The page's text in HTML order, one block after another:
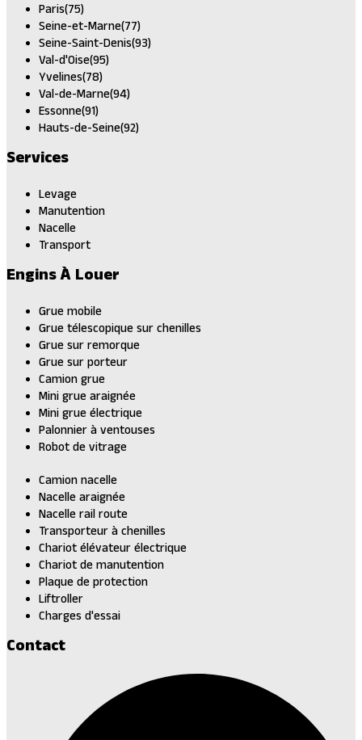
Paris(75)
Seine-et-Marne(77)
Seine-Saint-Denis(93)
Val-d'Oise(95)
Yvelines(78)
Val-de-Marne(94)
Essonne(91)
Hauts-de-Seine(92)
Services
Levage
Manutention
Nacelle
Transport
Engins À Louer
Grue mobile
Grue télescopique sur chenilles
Grue sur remorque
Grue sur porteur
Camion grue
Mini grue araignée
Mini grue électrique
Palonnier à ventouses
Robot de vitrage
Camion nacelle
Nacelle araignée
Nacelle rail route
Transporteur à chenilles
Chariot élévateur électrique
Chariot de manutention
Plaque de protection
Liftroller
Charges d'essai
Contact